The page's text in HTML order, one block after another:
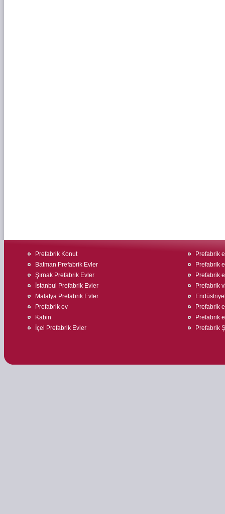
Prefabrik Konut
Batman Prefabrik Evler
Şırnak Prefabrik Evler
İstanbul Prefabrik Evler
Malatya Prefabrik Evler
Prefabrik ev
Kabin
İçel Prefabrik Evler
Prefabrik
Prefabrik
Prefabrik
Prefabrik
Prefabrik
Prefabrik
Prefabrik